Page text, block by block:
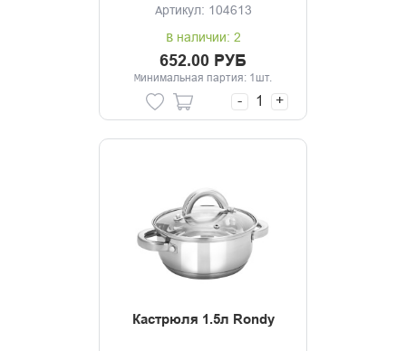
Артикул: 104613
В наличии: 2
652.00 РУБ
Минимальная партия: 1шт.
- +
Кастрюля 1.5л Rondy